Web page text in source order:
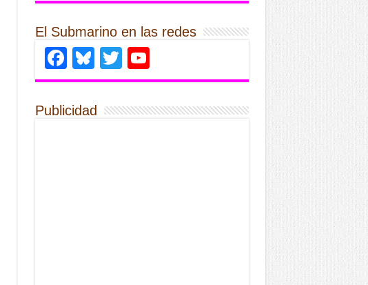
El Submarino en las redes
Facebook
Bluesky
Twitter
Publicidad